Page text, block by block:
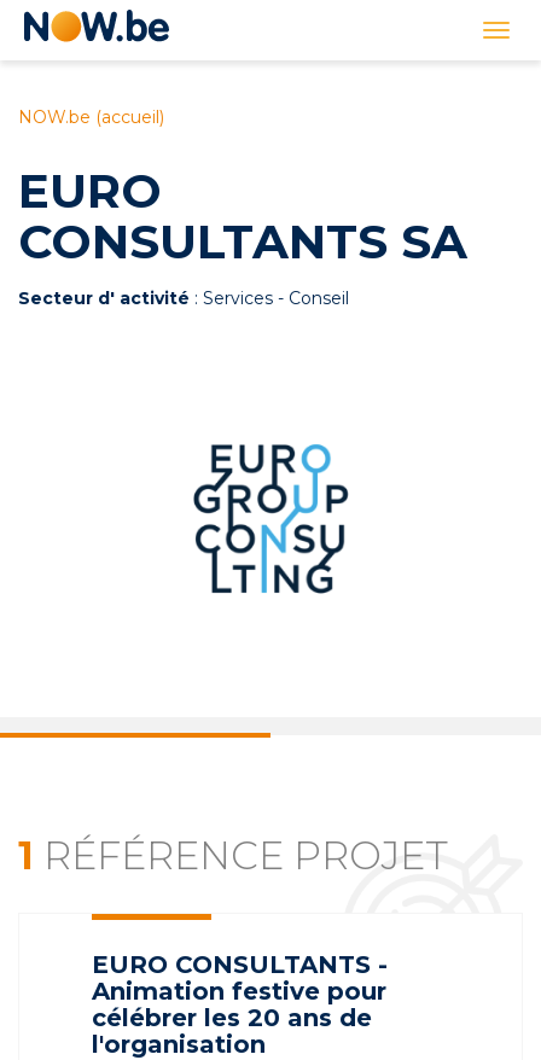
Lien
NOW.be (accueil)
EURO
CONSULTANTS SA
Secteur d' activité : Services - Conseil
1 RÉFÉRENCE PROJET
EURO CONSULTANTS -
Animation festive pour
célébrer les 20 ans de
l'organisation